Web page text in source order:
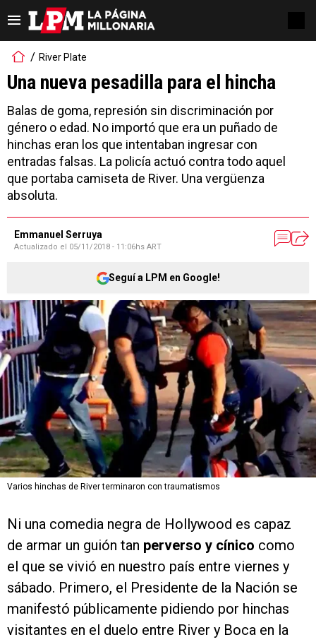
River Plate
Una nueva pesadilla para el hincha
Balas de goma, represión sin discriminación por
género o edad. No importó que era un puñado de
hinchas eran los que intentaban ingresar con
entradas falsas. La policía actuó contra todo aquel
que portaba camiseta de River. Una vergüenza
absoluta.
Emmanuel Serruya
Actualizado el 05/11/2018 - 11:06hs ART
Seguí a LPM en Google!
Varios hinchas de River terminaron con traumatismos
Ni una comedia negra de Hollywood es capaz
de armar un guión tan perverso y cínico como
el que se vivió en nuestro país entre viernes y
sábado. Primero, el Presidente de la Nación se
manifestó públicamente pidiendo por hinchas
visitantes en el duelo entre River y Boca en la